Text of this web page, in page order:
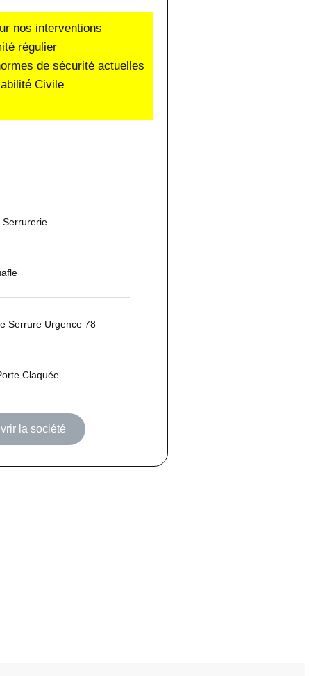
nos interventions
régulier
de sécurité actuelles
Civile
Serrurerie
Serrure Urgence 78
Claquée
la société